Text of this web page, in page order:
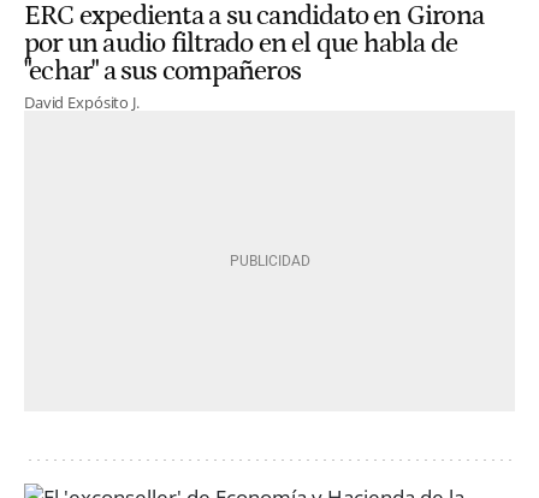
ERC expedienta a su candidato en Girona
por un audio filtrado en el que habla de
"echar" a sus compañeros
David Expósito J.